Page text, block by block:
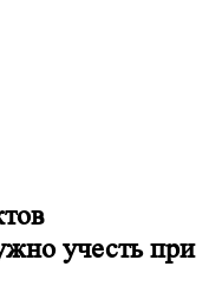
учесть при